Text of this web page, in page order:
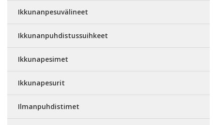
Ikkunanpesuvälineet
Ikkunanpuhdistussuihkeet
Ikkunapesimet
Ikkunapesurit
Ilmanpuhdistimet